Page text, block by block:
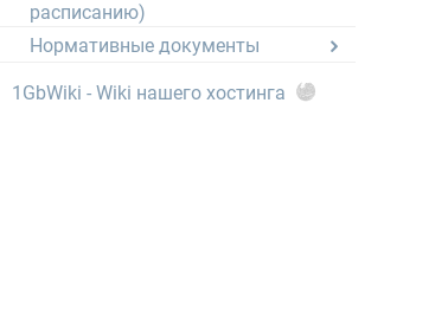
расписанию)
Нормативные документы
1GbWiki - Wiki нашего хостинга